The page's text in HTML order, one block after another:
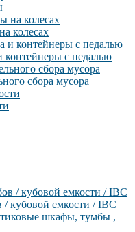
колесах
с педалью
сбора мусора
кубовой емкости / IBC